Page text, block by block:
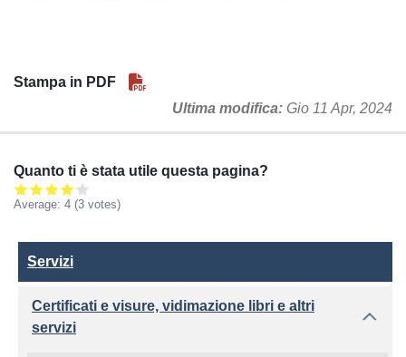
Stampa in PDF
Ultima modifica Gio 11 Apr, 2024
Quanto ti è stata utile questa pagina?
Average: 4 (3 votes)
Servizi
Servizi
Certificati e visure, vidimazione libri e altri
servizi